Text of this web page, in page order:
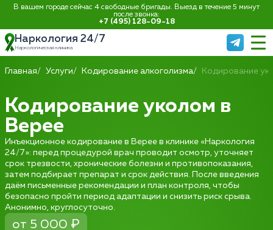
В вашем городе сейчас 4 свободные бригады. Выезд в течение 5 минут
после звонка:
+7 (495) 128-09-18
Наркология 24/7
Наркологическая клиника
Главная Услуги Кодирование алкоголизма Кодирование
Кодирование уколом в
Верее
Инъекционное кодирование в Верее в клинике «Наркология
24/7»: перед процедурой врач проводит осмотр, уточняет
срок трезвости, хронические болезни и противопоказания,
затем подбирает препарат и срок действия. После введения
даём письменные рекомендации и план контроля, чтобы
безопасно пройти период адаптации и снизить риск срыва.
Анонимно, круглосуточно.
от 5 000 ₽